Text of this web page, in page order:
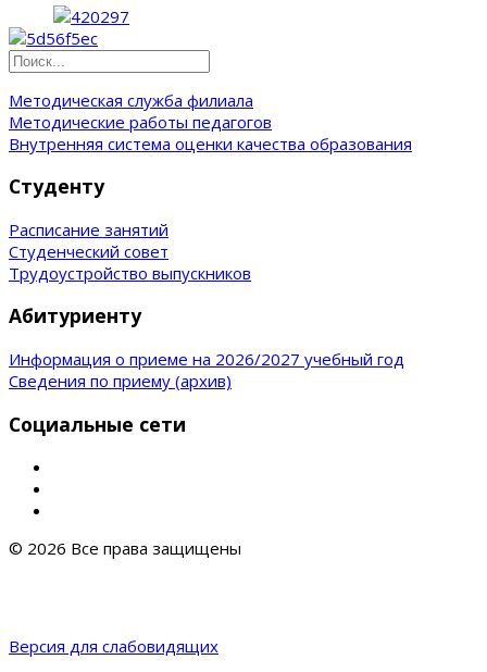
Методическая служба филиала
Методические работы педагогов
Внутренняя система оценки качества образования
Студенту
Расписание занятий
Студенческий совет
Трудоустройство выпускников
Абитуриенту
Информация о приеме на 2026/2027 учебный год
Сведения по приему (архив)
Социальные сети
© 2026 Все права защищены
Версия для слабовидящих